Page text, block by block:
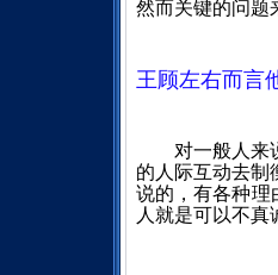
然而关键的问题
王顾左右而言
对一般人来
的人际互动去制
说的，有各种理
人就是可以不真